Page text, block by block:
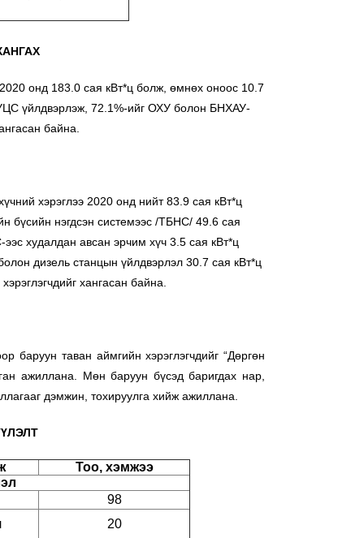
онд 183.0 сая кВт*ц болж, өмнөх оноос 10.7
үйлдвэрлэж, 72.1%-ийг ОХУ болон БНХАУ-
байна.
хэрэглээ 2020 онд нийт 83.9 сая кВт*ц
бүсийн нэгдсэн системээс /ТБНС/ 49.6 сая
худалдан авсан эрчим хүч 3.5 сая кВт*ц
дизель станцын үйлдвэрлэл 30.7 сая кВт*ц
хангасан байна.
таван аймгийн хэрэглэгчдийг “Дөргөн
ажиллана. Мөн баруун бүсэд баригдах нар,
дэмжин, тохируулга хийж ажиллана.
Тоо, хэмжээ
98
20